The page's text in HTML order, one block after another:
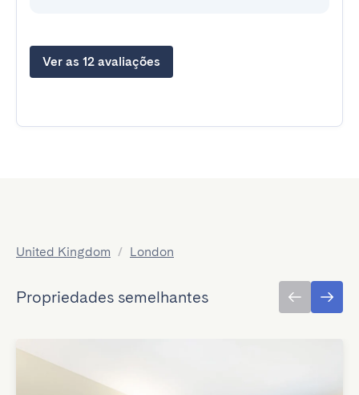
Ver as 12 avaliações
United Kingdom / London
Propriedades semelhantes